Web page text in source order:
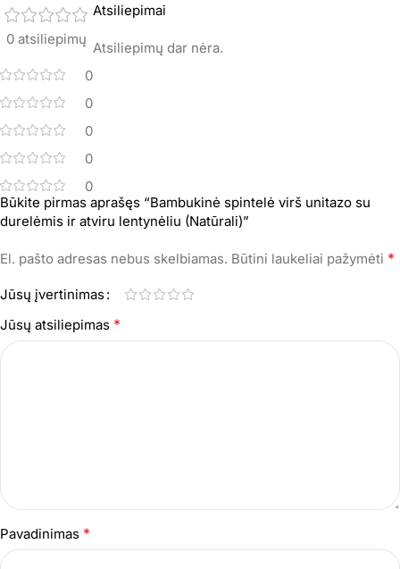
0 atsiliepimų
0
0
0
0
0
Atsiliepimai
Atsiliepimų dar nėra.
Būkite pirmas aprašęs “Bambukinė spintelė virš unitazo su
durelėmis ir atviru lentynėliu (Natūrali)”
El. pašto adresas nebus skelbiamas. Būtini laukeliai pažymėti *
Jūsų įvertinimas
Jūsų atsiliepimas *
Pavadinimas *